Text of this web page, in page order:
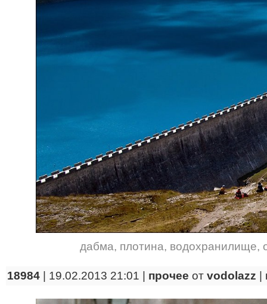
дабма, плотина, водохранилище,
18984 | 19.02.2013 21:01 | прочее от vodolazz